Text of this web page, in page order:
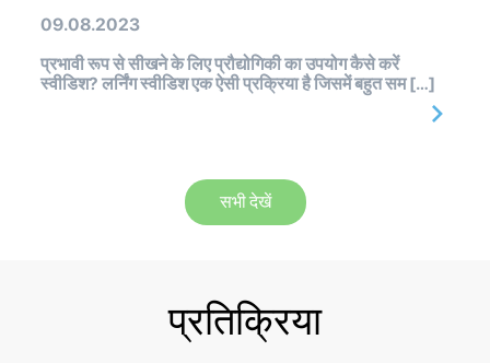
09.08.2023
प्रभावी रूप से सीखने के लिए प्रौद्योगिकी का उपयोग कैसे करें
स्वीडिश? लर्निंग स्वीडिश एक ऐसी प्रक्रिया है जिसमें बहुत सम […]
सभी देखें
प्रतिक्रिया